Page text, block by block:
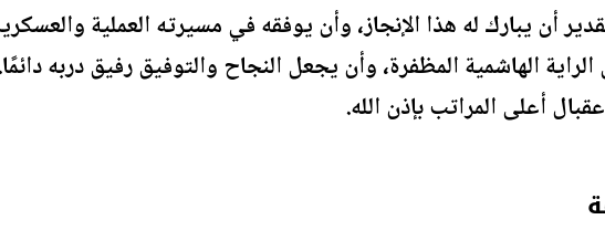
أن يبارك له هذا الإنجاز، وأن يوفقه في مسيرته العملية
الهاشمية المظفرة، وأن يجعل النجاح والتوفيق رفيق دربه
أعلى المراتب بإذن الله.